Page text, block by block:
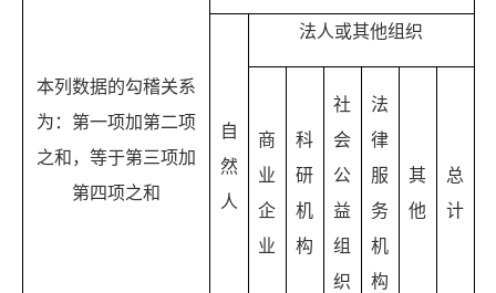
本列数据的勾稽关系
为：第一项加第二项
之和，等于第三项加
第四项之和
自
然
人
法人或其他组织
商
业
企
业
科
研
机
构
社
会
公
益
组
织
法
律
服
务
机
构
其
他
总
计